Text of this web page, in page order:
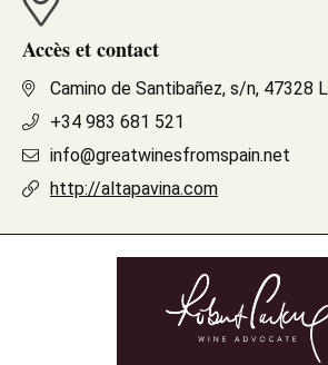
Accès et contact
Camino de Santibañez, s/n, 47328
+34 983 681 521
info@greatwinesfromspain.net
http://altapavina.com